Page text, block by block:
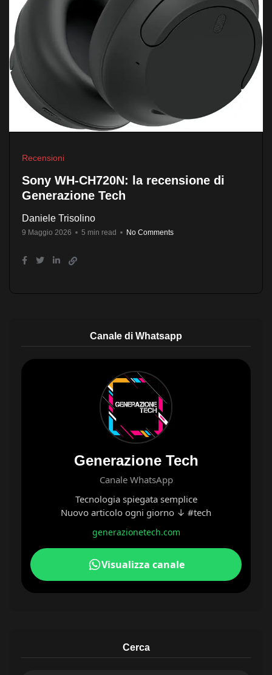
Recensioni
Sony WH-CH720N: la recensione di
Generazione Tech
Daniele Trisolino
9 Maggio 2026 5 min read No Comments
Canale di Whatsapp
Generazione Tech
Canale WhatsApp
Tecnologia spiegata semplice
Nuovo articolo ogni giorno ↓ #tech
generazionetech.com
Visualizza canale
Cerca